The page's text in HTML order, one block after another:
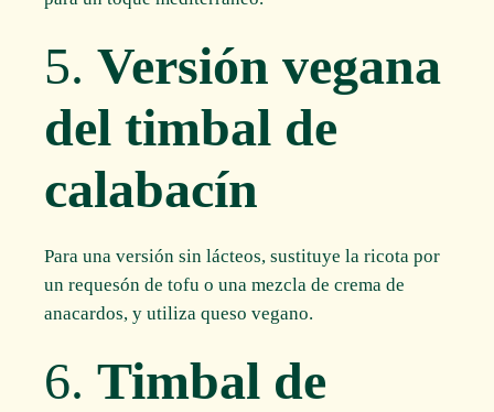
5.Versión vegana
del timbal de
calabacín
Para una versión sin lácteos, sustituye la ricota por
un requesón de tofu o una mezcla de crema de
anacardos, y utiliza queso vegano.
6.Timbal de